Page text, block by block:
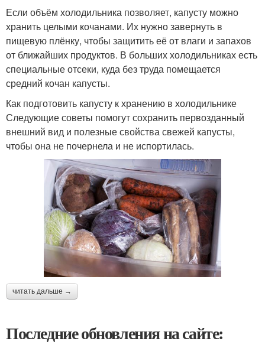
Если объём холодильника позволяет, капусту можно
хранить целыми кочанами. Их нужно завернуть в
пищевую плёнку, чтобы защитить её от влаги и запахов
от ближайших продуктов. В больших холодильниках есть
специальные отсеки, куда без труда помещается
средний кочан капусты.
Как подготовить капусту к хранению в холодильнике
Следующие советы помогут сохранить первозданный
внешний вид и полезные свойства свежей капусты,
чтобы она не почернела и не испортилась.
читать дальше →
Последние обновления на сайте: